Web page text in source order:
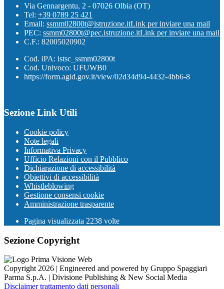
Via Gennargentu, 2 - 07026 Olbia (OT)
Tel: +39 0789 25 421
Email: ssmm02800t@istruzione.itLink per inviare una mail
PEC: ssmm02800t@pec.istruzione.itLink per inviare una mail
C.F.: 82005020902
Cod. iPA: istsc_ssmm02800t
Cod. Univoco: UFUWB0
https://form.agid.gov.it/view/02d34d94-4432-4bb6-8
Sezione Link Utili
Cookie policy
Note legali
Informativa Privacy
Ufficio Relazioni con il Pubblico
Dichiarazione di accessibilità
Obiettivi di accessibilità
Whistleblowing
Gestione consensi cookie
Amministrazione trasparente
Pagina visualizzata 2238 volte
Sezione Copyright
Copyright 2026 | Engineered and powered by Gruppo Spaggiari
Parma S.p.A. | Divisione Publishing & New Social Media
Disclaimer trattamento dati personali